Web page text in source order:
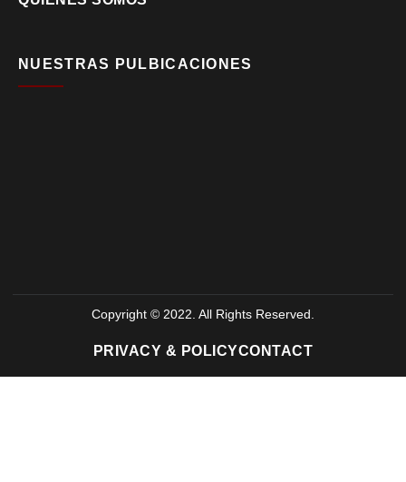
NUESTRAS PULBICACIONES
Copyright © 2022. All Rights Reserved.
PRIVACY & POLICYCONTACT